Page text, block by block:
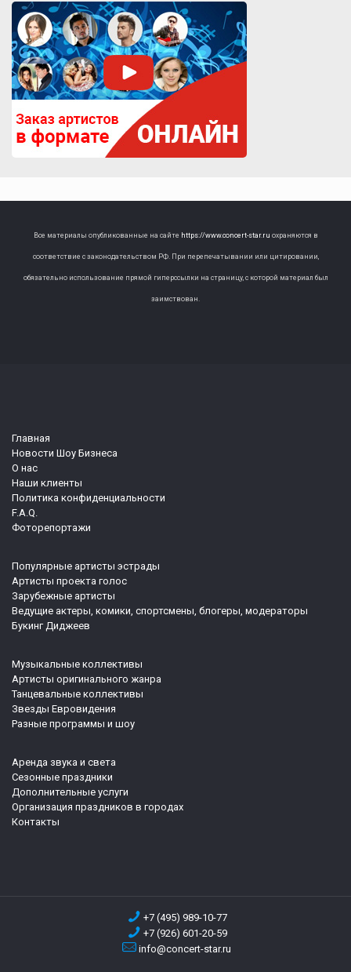
Все материалы опубликованные на сайте https://www.concert-star.ru охраняются в
соответствие с законодательством РФ. При перепечатывании или цитировании,
обязательно использование прямой гиперссылки на страницу, с которой материал был
заимствован.
Главная
Новости Шоу Бизнеса
О нас
Наши клиенты
Политика конфиденциальности
F.A.Q.
Фоторепортажи
Популярные артисты эстрады
Артисты проекта голос
Зарубежные артисты
Ведущие актеры, комики, спортсмены, блогеры, модераторы
Букинг Диджеев
Музыкальные коллективы
Артисты оригинального жанра
Танцевальные коллективы
Звезды Евровидения
Разные программы и шоу
Аренда звука и света
Сезонные праздники
Дополнительные услуги
Организация праздников в городах
Контакты
+7 (495) 989-10-77
+7 (926) 601-20-59
info@concert-star.ru